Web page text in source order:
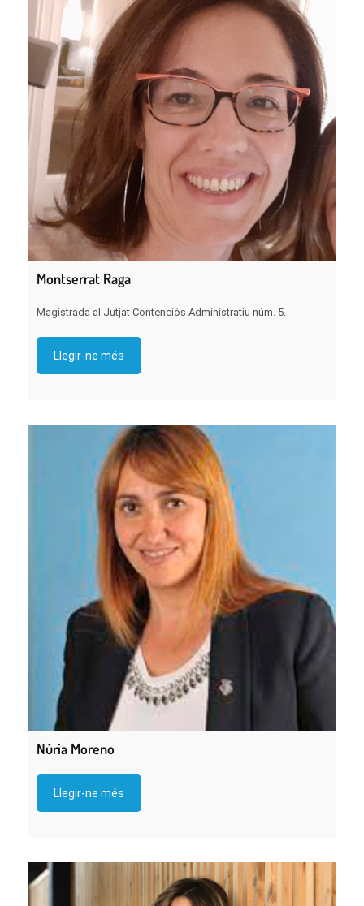
Montserrat Raga
Magistrada al Jutjat Contenciós Administratiu núm. 5.
Llegir-ne més
Núria Moreno
Llegir-ne més